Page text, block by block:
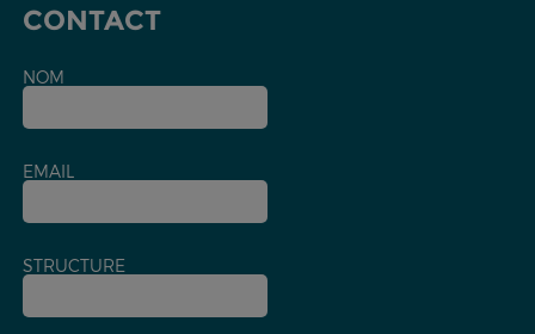
CONTACT
NOM
EMAIL
STRUCTURE